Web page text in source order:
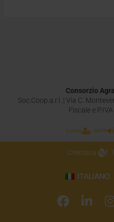
Consorzio
Soc.Coop.a.r.l. | Via C.
Fiscale e
Cookie GDPR
Cremona
ITALIANO